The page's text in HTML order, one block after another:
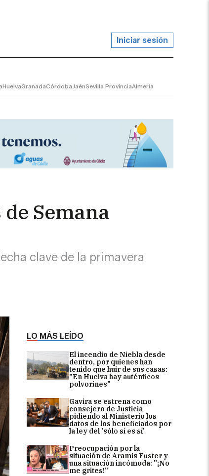
Iniciar sesión
HuelvaGranadaCórdobaJaénSevilla ProvinciaAlmería
Semana
clave de la primavera
LO MÁS LEÍDO
El incendio de Niebla desde
dentro, por quienes han
tenido que huir de sus casas:
"En Huelva hay auténticos
polvorines"
Gavira se estrena como
consejero de Justicia
pidiendo al Ministerio los
datos de los beneficiados por
la ley del 'sólo sí es sí'
Preocupación por la
situación de Aramis Fuster y
una situación incómoda: "¡No
me grites!"